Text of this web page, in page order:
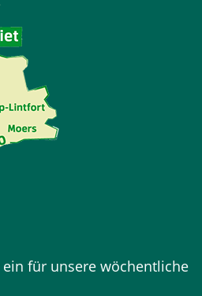
ein für unsere wöchentliche